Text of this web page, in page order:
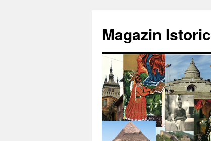
conținut
Magazin Istoric